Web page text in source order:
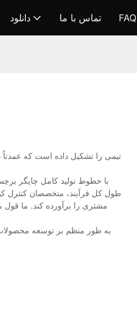
دانلود تماس با ما FAQ
با خطوط تولید کامل چاپگر
طول کل فرآیند، متخصصان کنترل
مشتری را برآورده کند. ما